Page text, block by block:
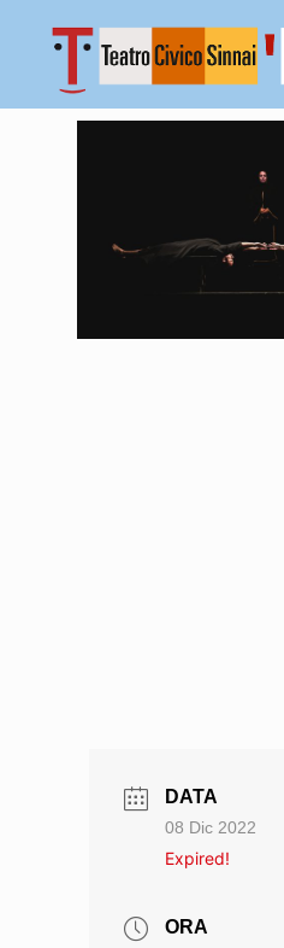
DATA
08 Dic 2022
Expired!
ORA